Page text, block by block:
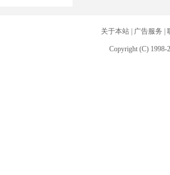
关于本站| 广告服务
Copyright (C) 1998-